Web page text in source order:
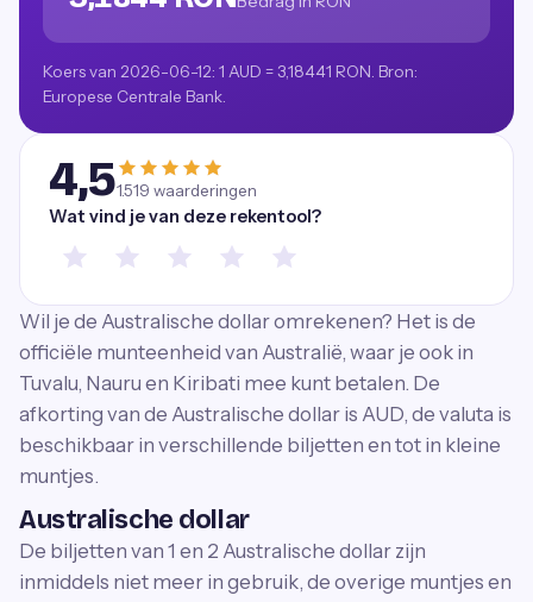
Koers van 2026-06-12: 1 AUD = 3,18441 RON. Bron:
Europese Centrale Bank.
4,51.519 waarderingen
Wat vind je van deze rekentool?
Wil je de Australische dollar omrekenen? Het is de
officiële munteenheid van Australië, waar je ook in
Tuvalu, Nauru en Kiribati mee kunt betalen. De
afkorting van de Australische dollar is AUD, de valuta is
beschikbaar in verschillende biljetten en tot in kleine
muntjes.
Australische dollar
De biljetten van 1 en 2 Australische dollar zijn
inmiddels niet meer in gebruik, de overige muntjes en